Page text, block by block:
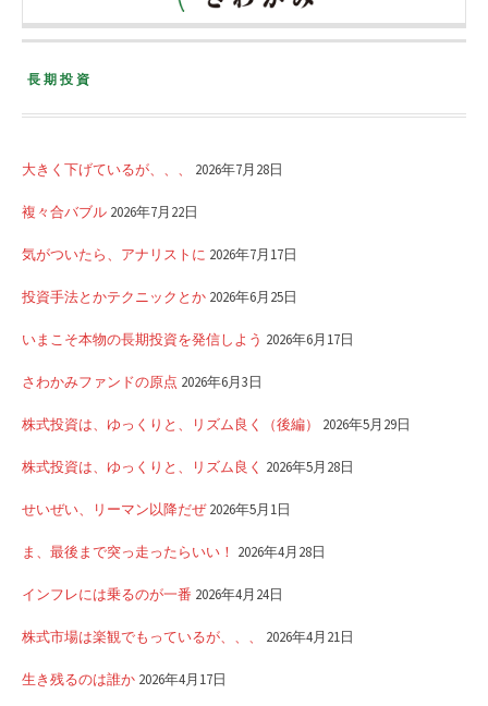
長期投資
大きく下げているが、、、 2026年7月28日
複々合バブル 2026年7月22日
気がついたら、アナリストに 2026年7月17日
投資手法とかテクニックとか 2026年6月25日
いまこそ本物の長期投資を発信しよう 2026年6月17日
さわかみファンドの原点 2026年6月3日
株式投資は、ゆっくりと、リズム良く（後編） 2026年5月29日
株式投資は、ゆっくりと、リズム良く 2026年5月28日
せいぜい、リーマン以降だぜ2026年5月1日
ま、最後まで突っ走ったらいい！ 2026年4月28日
インフレには乗るのが一番 2026年4月24日
株式市場は楽観でもっているが、、、 2026年4月21日
生き残るのは誰か 2026年4月17日